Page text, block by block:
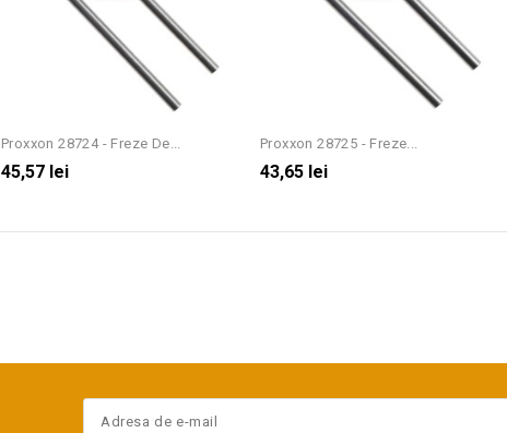
Proxxon 28724 - Freze De...
45,57 lei
Proxxon 28725 - Freze...
43,65 lei